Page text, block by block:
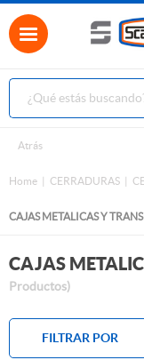
Atrás
Home CERRADURAS
CAJAS METALICAS Y
CAJAS
Productos)
FILTRAR POR